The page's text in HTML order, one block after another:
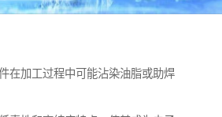
在加工过程中可能沾染油脂或助焊